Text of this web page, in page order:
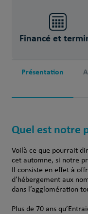
Financé et
Présentation
Quel est notre
Voilà ce que pourrait
cet automne, si notre
Il consiste en effet à
d’hébergement aux
dans l’agglomération
Plus de 70 ans